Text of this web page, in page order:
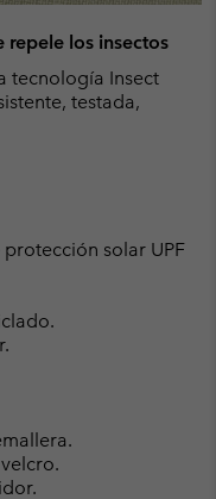
repele los insectos
tecnología Insect
testada,
solar UPF